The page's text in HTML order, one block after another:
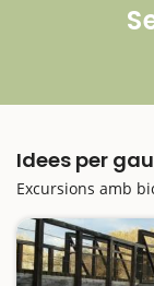
Idees per
Excursions amb